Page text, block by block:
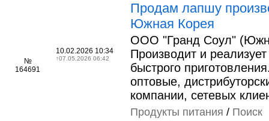
№
164691
10.02.2026 10:34
↑07.05.2026 06:42
Продам лапшу
Южная Корея
ООО "Гранд Соул"
Производит и
быстрого
оптовые,
компании, сетевых
Продукты питания / Поиск